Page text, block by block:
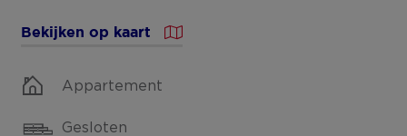
Bekijken op kaart
Appartement
Gesloten